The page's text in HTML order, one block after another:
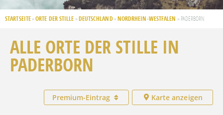
STARTSEITE » ORTE DER STILLE » DEUTSCHLAND» NORDRHEIN-WESTFALEN » PADERBORN
ALLE ORTE DER STILLE IN
PADERBORN
Premium-Eintrag Karte anzeigen